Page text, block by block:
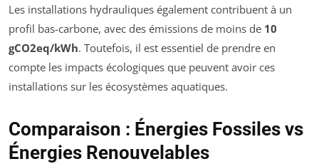
Les installations hydrauliques également contribuent à un
profil bas-carbone, avec des émissions de moins de 10
gCO2eq/kWh. Toutefois, il est essentiel de prendre en
compte les impacts écologiques que peuvent avoir ces
installations sur les écosystèmes aquatiques.
Comparaison : Énergies Fossiles vs
Énergies Renouvelables